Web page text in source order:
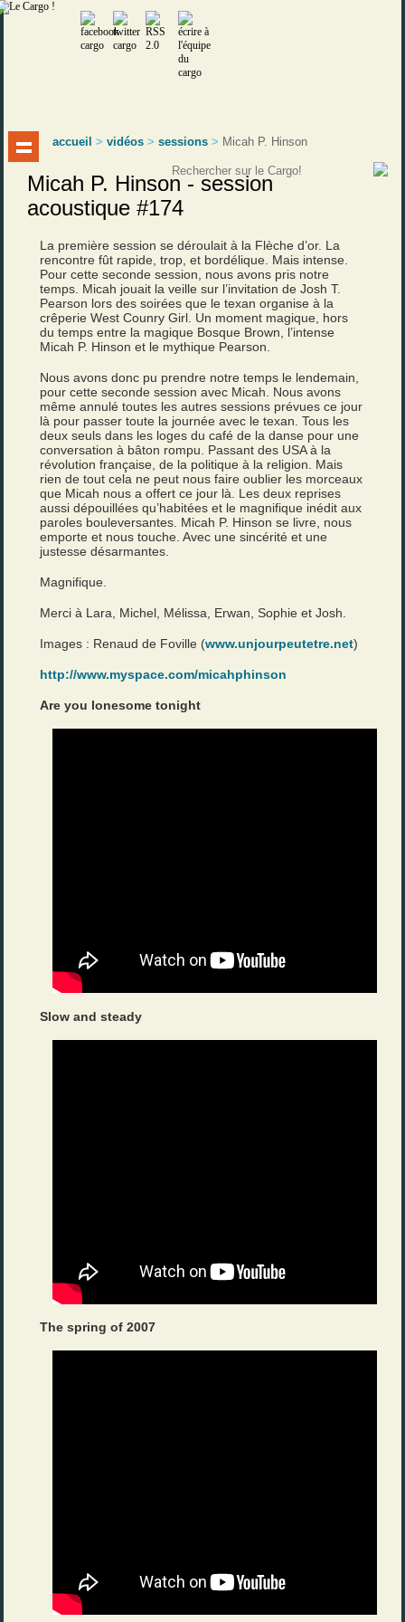
accueil >vidéos >sessions > Micah P. Hinson
Micah P. Hinson - session
acoustique #174
La première session se déroulait à la Flèche d’or. La
rencontre fût rapide, trop, et bordélique. Mais intense.
Pour cette seconde session, nous avons pris notre
temps. Micah jouait la veille sur l’invitation de Josh T.
Pearson lors des soirées que le texan organise à la
crêperie West Counry Girl. Un moment magique, hors
du temps entre la magique Bosque Brown, l’intense
Micah P. Hinson et le mythique Pearson.
Nous avons donc pu prendre notre temps le lendemain,
pour cette seconde session avec Micah. Nous avons
même annulé toutes les autres sessions prévues ce jour
là pour passer toute la journée avec le texan. Tous les
deux seuls dans les loges du café de la danse pour une
conversation à bâton rompu. Passant des USA à la
révolution française, de la politique à la religion. Mais
rien de tout cela ne peut nous faire oublier les morceaux
que Micah nous a offert ce jour là. Les deux reprises
aussi dépouillées qu’habitées et le magnifique inédit aux
paroles bouleversantes. Micah P. Hinson se livre, nous
emporte et nous touche. Avec une sincérité et une
justesse désarmantes.
Magnifique.
Merci à Lara, Michel, Mélissa, Erwan, Sophie et Josh.
Images : Renaud de Foville (www.unjourpeutetre.net)
http://www.myspace.com/micahphinson
Are you lonesome tonight
Slow and steady
The spring of 2007